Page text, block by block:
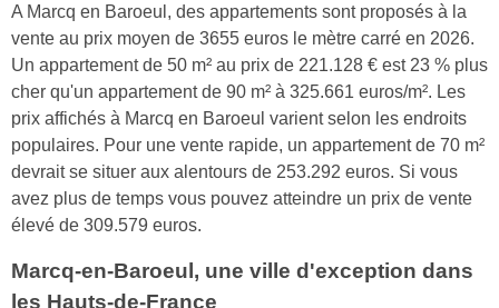
A Marcq en Baroeul, des appartements sont proposés à la
vente au prix moyen de 3655 euros le mètre carré en 2026.
Un appartement de 50 m² au prix de 221.128 € est 23 % plus
cher qu'un appartement de 90 m² à 325.661 euros/m². Les
prix affichés à Marcq en Baroeul varient selon les endroits
populaires. Pour une vente rapide, un appartement de 70 m²
devrait se situer aux alentours de 253.292 euros. Si vous
avez plus de temps vous pouvez atteindre un prix de vente
élevé de 309.579 euros.
Marcq-en-Baroeul, une ville d'exception dans
les Hauts-de-France